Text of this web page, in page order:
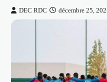
DEC RDC décembre 25,